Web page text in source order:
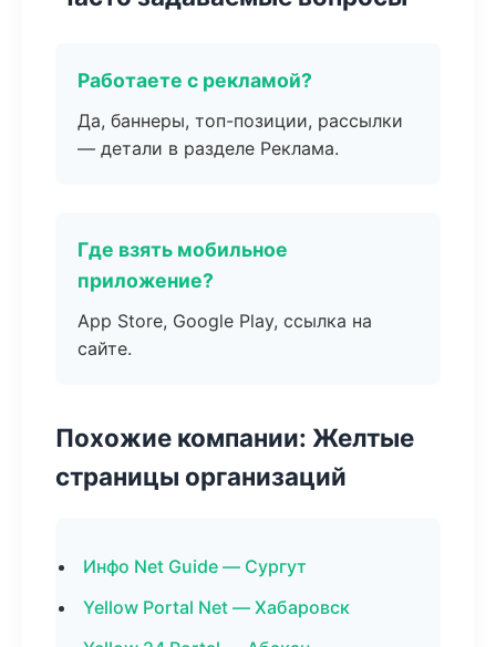
Работаете с рекламой?
Да, баннеры, топ-позиции, рассылки
— детали в разделе Реклама.
Где взять мобильное
приложение?
App Store, Google Play, ссылка на
сайте.
Похожие компании: Желтые
страницы организаций
Инфо Net Guide — Сургут
Yellow Portal Net — Хабаровск